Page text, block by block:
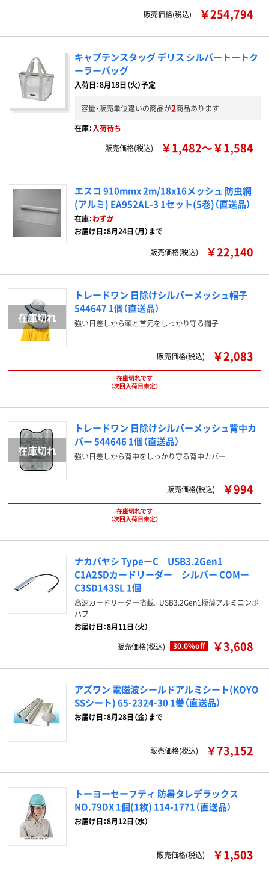
販売価格(税込)
￥254,794
キャプテンスタッグ デリス シルバートートク
ーラーバッグ
入荷日：8月18日（火）予定
容量・販売単位違いの商品が2商品あります
在庫：入荷待ち
販売価格(税込)
￥1,482～￥1,584
エスコ 910mmx 2m/18x16メッシュ 防虫網
(アルミ) EA952AL-3 1セット(5巻)（直送品）
在庫：わずか
お届け日：8月24日（月）まで
販売価格(税込) ￥22,140
トレードワン 日除けシルバーメッシュ帽子
544647 1個（直送品）
強い日差しから頭と首元をしっかり守る帽子
販売価格(税込) ￥2,083
在庫切れです
（次回入荷日未定）
トレードワン 日除けシルバーメッシュ背中カ
バー 544646 1個（直送品）
強い日差しから背中をしっかり守る背中カバー
販売価格(税込) ￥994
在庫切れです
（次回入荷日未定）
ナカバヤシ TypeーC USB3.2Gen1
C1A2SDカードリーダー シルバー COMー
C3SD143SL 1個
高速カードリーダー搭載。USB3.2Gen1極薄アルミコンボ
ハブ
お届け日：8月11日（火）
販売価格(税込)
30.0%off ￥3,608
アズワン 電磁波シールドアルミシート(KOYO
SSシート) 65-2324-30 1巻（直送品）
お届け日：8月28日（金）まで
販売価格(税込) ￥73,152
トーヨーセーフティ 防暑タレデラックス
NO.79DX 1個(1枚) 114-1771（直送品）
お届け日：8月12日（水）
販売価格(税込) ￥1,503